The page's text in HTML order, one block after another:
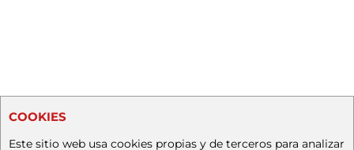
COOKIES
Este sitio web usa cookies propias y de terceros para analizar